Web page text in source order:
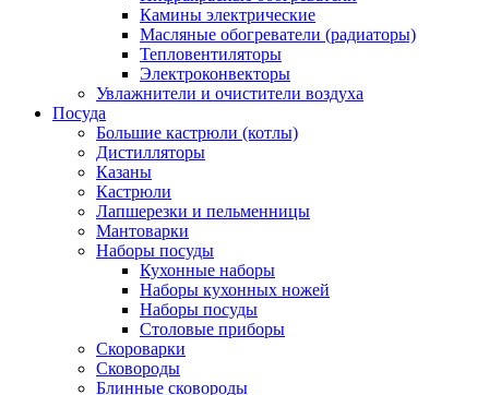
Камины электрические
Масляные обогреватели (радиаторы)
Тепловентиляторы
Электроконвекторы
Увлажнители и очистители воздуха
Посуда
Большие кастрюли (котлы)
Дистилляторы
Казаны
Кастрюли
Лапшерезки и пельменницы
Мантоварки
Наборы посуды
Кухонные наборы
Наборы кухонных ножей
Наборы посуды
Столовые приборы
Скороварки
Сковороды
Блинные сковороды